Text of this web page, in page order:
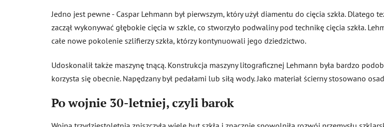
Jedno jest pewne - Caspar Lehmann był pierwszym, który użył diamentu do cięcia szkła. Dlatego
zaczął wykonywać głębokie cięcia w szkle, co stworzyło podwaliny pod technikę cięcia szkła.
całe nowe pokolenie szlifierzy szkła, którzy kontynuowali jego dziedzictwo.
Udoskonalił także maszynę tnącą. Konstrukcja maszyny litograficznej Lehmann była bardzo
korzysta się obecnie. Napędzany był pedałami lub siłą wody. Jako materiał ścierny stosowano
Po wojnie 30-letniej, czyli barok